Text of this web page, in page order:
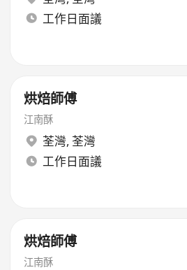
工作日面議
烘焙師傅
江南酥
荃灣, 荃灣
工作日面議
烘焙師傅
江南酥